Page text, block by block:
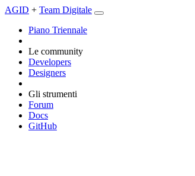
AGID + Team Digitale
Piano Triennale
Le community
Developers
Designers
Gli strumenti
Forum
Docs
GitHub